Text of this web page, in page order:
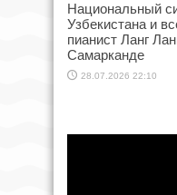
Национальный
Узбекистана и
пианист Ланг
Самарканде
28.07.2026 22:10